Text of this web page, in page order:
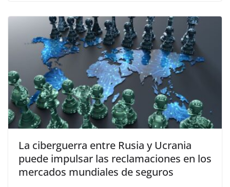
La ciberguerra entre Rusia y Ucrania
puede impulsar las reclamaciones en los
mercados mundiales de seguros